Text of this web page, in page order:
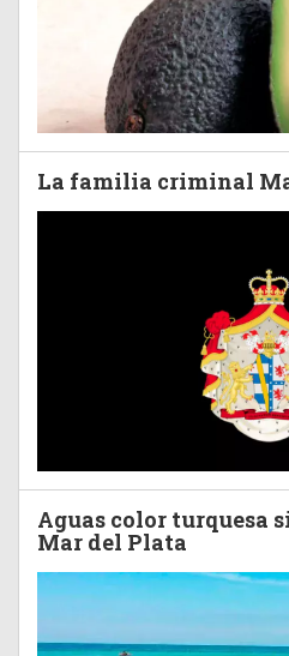
La familia criminal
Aguas color turquesa
Mar del Plata